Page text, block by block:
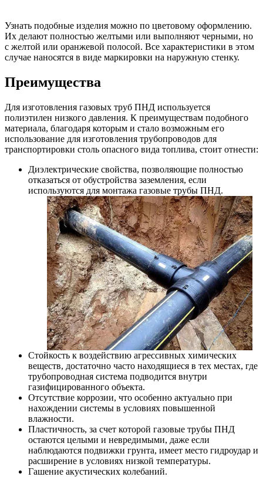
Узнать подобные изделия можно по цветовому оформлению.
Их делают полностью желтыми или выполняют черными, но
с желтой или оранжевой полосой. Все характеристики в этом
случае наносятся в виде маркировки на наружную стенку.
Преимущества
Для изготовления газовых труб ПНД используется
полиэтилен низкого давления. К преимуществам подобного
материала, благодаря которым и стало возможным его
использование для изготовления трубопроводов для
транспортировки столь опасного вида топлива, стоит отнести:
Диэлектрические свойства, позволяющие полностью
отказаться от обустройства заземления, если
используются для монтажа газовые трубы ПНД.
Стойкость к воздействию агрессивных химических
веществ, достаточно часто находящиеся в тех местах, где
трубопроводная система подводится внутри
газифицированного объекта.
Отсутствие коррозии, что особенно актуально при
нахождении системы в условиях повышенной
влажности.
Пластичность, за счет которой газовые трубы ПНД
остаются целыми и невредимыми, даже если
наблюдаются подвижки грунта, имеет место гидроудар и
расширение в условиях низкой температуры.
Гашение акустических колебаний.